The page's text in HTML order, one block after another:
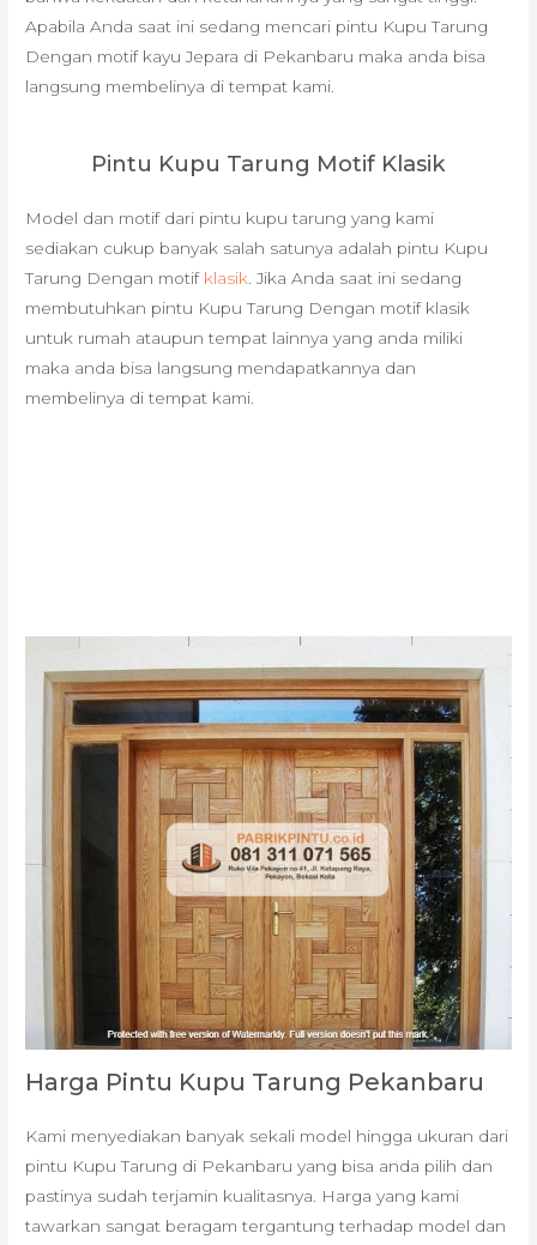
Apabila Anda saat ini sedang mencari pintu Kupu Tarung
Dengan motif kayu Jepara di Pekanbaru maka anda bisa
langsung membelinya di tempat kami.
Pintu Kupu Tarung Motif Klasik
Model dan motif dari pintu kupu tarung yang kami
sediakan cukup banyak salah satunya adalah pintu Kupu
Tarung Dengan motif klasik . Jika Anda saat ini sedang
membutuhkan pintu Kupu Tarung Dengan motif klasik
untuk rumah ataupun tempat lainnya yang anda miliki
maka anda bisa langsung mendapatkannya dan
membelinya di tempat kami.
Harga Pintu Kupu Tarung Pekanbaru
Kami menyediakan banyak sekali model hingga ukuran dari
pintu Kupu Tarung di Pekanbaru yang bisa anda pilih dan
pastinya sudah terjamin kualitasnya. Harga yang kami
tawarkan sangat beragam tergantung terhadap model dan